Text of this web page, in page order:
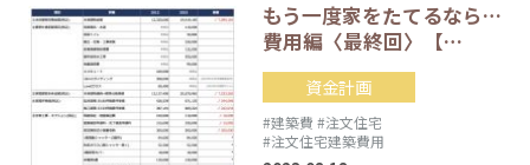
もう一度家をたてるなら…
費用編〈最終回〉【…
資金計画
#建築費 #注文住宅
#注文住宅建築費用